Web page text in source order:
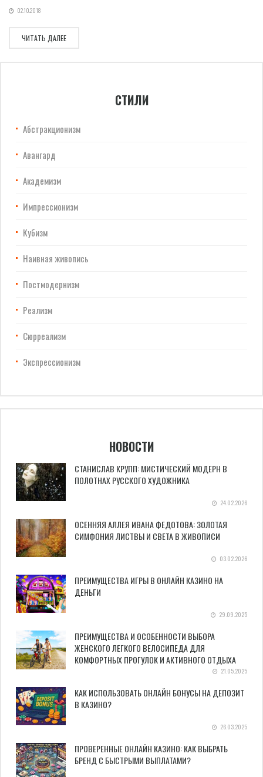
02.10.2018
ЧИТАТЬ ДАЛЕЕ
СТИЛИ
Абстракционизм
Авангард
Академизм
Импрессионизм
Кубизм
Наивная живопись
Постмодернизм
Реализм
Сюрреализм
Экспрессионизм
НОВОСТИ
СТАНИСЛАВ КРУПП: МИСТИЧЕСКИЙ МОДЕРН В
ПОЛОТНАХ РУССКОГО ХУДОЖНИКА
24.02.2026
ОСЕННЯЯ АЛЛЕЯ ИВАНА ФЕДОТОВА: ЗОЛОТАЯ
СИМФОНИЯ ЛИСТВЫ И СВЕТА В ЖИВОПИСИ
03.02.2026
ПРЕИМУЩЕСТВА ИГРЫ В ОНЛАЙН КАЗИНО НА
ДЕНЬГИ
29.09.2025
ПРЕИМУЩЕСТВА И ОСОБЕННОСТИ ВЫБОРА
ЖЕНСКОГО ЛЕГКОГО ВЕЛОСИПЕДА ДЛЯ
КОМФОРТНЫХ ПРОГУЛОК И АКТИВНОГО ОТДЫХА
21.05.2025
КАК ИСПОЛЬЗОВАТЬ ОНЛАЙН БОНУСЫ НА ДЕПОЗИТ
В КАЗИНО?
26.03.2025
ПРОВЕРЕННЫЕ ОНЛАЙН КАЗИНО: КАК ВЫБРАТЬ
БРЕНД С БЫСТРЫМИ ВЫПЛАТАМИ?